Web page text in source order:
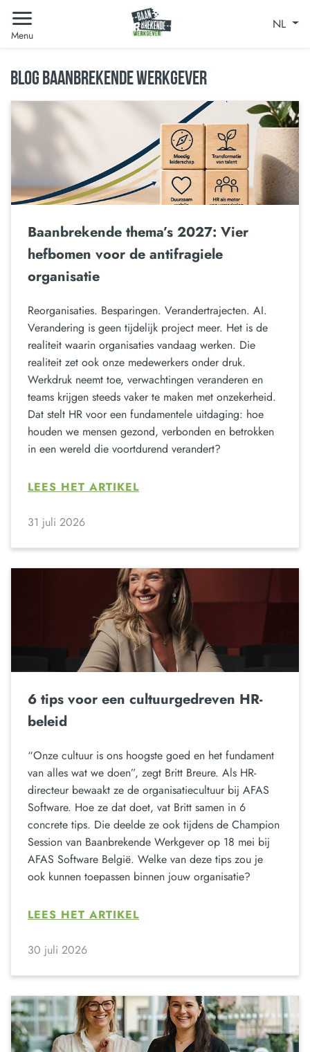
Menu
NL
BLOG BAANBREKENDE WERKGEVER
Baanbrekende thema’s 2027: Vier
hefbomen voor de antifragiele
organisatie
Reorganisaties. Besparingen. Verandertrajecten. AI.
Verandering is geen tijdelijk project meer. Het is de
realiteit waarin organisaties vandaag werken. Die
realiteit zet ook onze medewerkers onder druk.
Werkdruk neemt toe, verwachtingen veranderen en
teams krijgen steeds vaker te maken met onzekerheid.
Dat stelt HR voor een fundamentele uitdaging: hoe
houden we mensen gezond, verbonden en betrokken
in een wereld die voortdurend verandert?
LEES HET ARTIKEL
31 juli 2026
6 tips voor een cultuurgedreven HR-
beleid
“Onze cultuur is ons hoogste goed en het fundament
van alles wat we doen”, zegt Britt Breure. Als HR-
directeur bewaakt ze de organisatiecultuur bij AFAS
Software. Hoe ze dat doet, vat Britt samen in 6
concrete tips. Die deelde ze ook tijdens de Champion
Session van Baanbrekende Werkgever op 18 mei bij
AFAS Software België. Welke van deze tips zou je
ook kunnen toepassen binnen jouw organisatie?
LEES HET ARTIKEL
30 juli 2026